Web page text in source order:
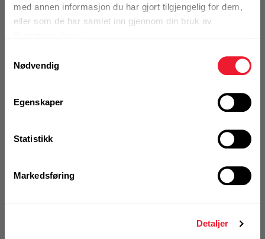
med annen informasjon du har gjort tilgjengelig for dem,
eller som de har samlet inn gjennom din bruk av
Nødvendig
Egenskaper
Statistikk
Markedsføring
Detaljer
Art.nr. 7423873
På nettlager
1 Pakke a 50 Stk
registrer deg for å
se din avtalepris
Handleliste